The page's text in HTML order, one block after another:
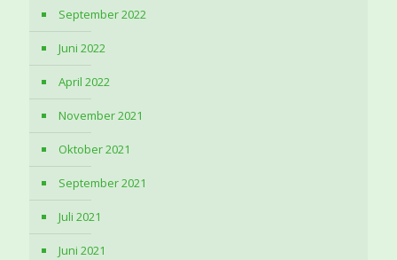
September 2022
Juni 2022
April 2022
November 2021
Oktober 2021
September 2021
Juli 2021
Juni 2021